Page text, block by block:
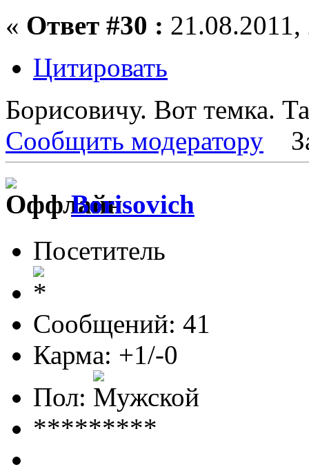
« Ответ #30 :
Цитировать
Борисовичу. Вот темка.
Сообщить модератору
Borisovich
Посетитель
Сообщений: 41
Карма: +1/-0
Пол:
*********